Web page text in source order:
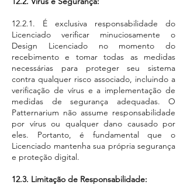
12.2.1. É exclusiva responsabilidade do
Licenciado verificar minuciosamente o
Design Licenciado no momento do
recebimento e tomar todas as medidas
necessárias para proteger seu sistema
contra qualquer risco associado, incluindo a
verificação de vírus e a implementação de
medidas de segurança adequadas. O
Patternarium não assume responsabilidade
por vírus ou qualquer dano causado por
eles. Portanto, é fundamental que o
Licenciado mantenha sua própria segurança
e proteção digital.
12.3. Limitação de Responsabilidade: